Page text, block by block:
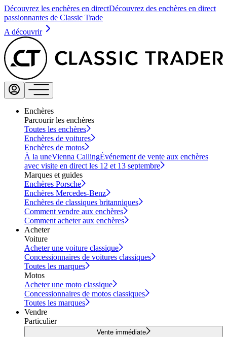
Découvrez les enchères en directDécouvrez des enchères en direct
passionnantes de Classic Trade
A découvrir
Enchères
Parcourir les enchères
Toutes les enchères
Enchères de voitures
Enchères de motos
À la uneVienna CallingÉvénement de vente aux enchères
avec visite en direct les 12 et 13 septembre
Marques et guides
Enchères Porsche
Enchères Mercedes-Benz
Enchères de classiques britanniques
Comment vendre aux enchères
Comment acheter aux enchères
Acheter
Voiture
Acheter une voiture classique
Concessionnaires de voitures classiques
Toutes les marques
Motos
Acheter une moto classique
Concessionnaires de motos classiques
Toutes les marques
Vendre
Particulier
Vente immédiate